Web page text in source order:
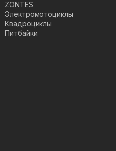
ZONTES
Электромотоциклы
Квадроциклы
Питбайки